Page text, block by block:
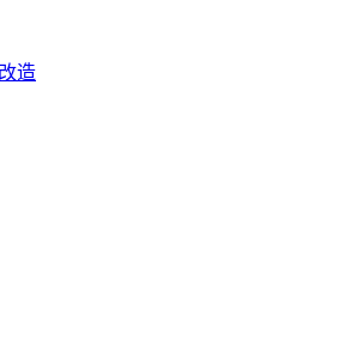
造